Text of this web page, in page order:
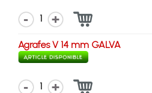
1
Agrafes V 14 mm GALVA
1